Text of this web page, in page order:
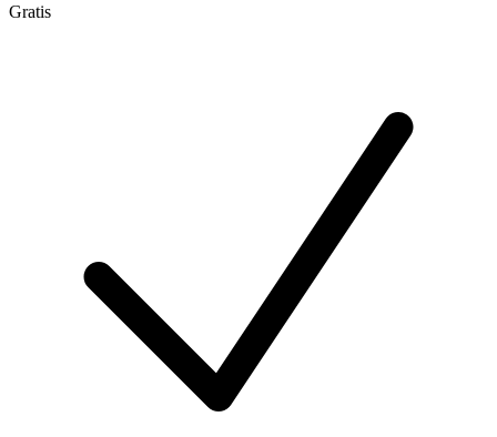
Gratis